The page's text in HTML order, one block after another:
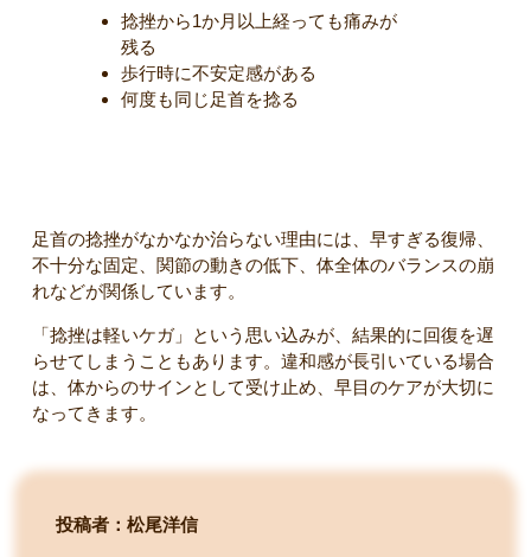
捻挫から1か月以上経っても痛みが
残る
歩行時に不安定感がある
何度も同じ足首を捻る
足首の捻挫がなかなか治らない理由には、早すぎる復帰、
不十分な固定、関節の動きの低下、体全体のバランスの崩
れなどが関係しています。
「捻挫は軽いケガ」という思い込みが、結果的に回復を遅
らせてしまうこともあります。違和感が長引いている場合
は、体からのサインとして受け止め、早目のケアが大切に
なってきます。
投稿者：松尾洋信